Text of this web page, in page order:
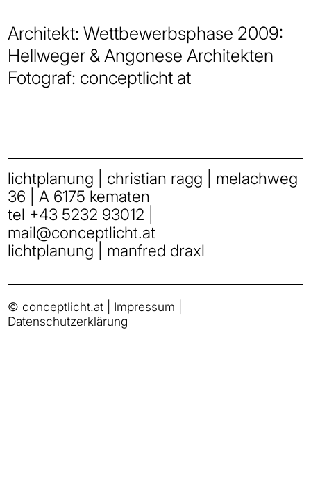
Architekt: Wettbewerbsphase 2009:
Hellweger & Angonese Architekten
Fotograf: conceptlicht at
lichtplanung | christian ragg | melachweg
36 | A 6175 kematen
tel +43 5232 93012
mail@conceptlicht.at
lichtplanung | manfred draxl
© conceptlicht.at | Impressum
Datenschutzerklärung